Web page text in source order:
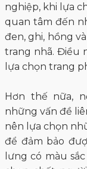
nghiệp, khi lựa
quan tâm đến
đen, ghi, hồng
trang nhã. Điều
lựa chọn trang
Hơn thế nữa,
những vấn đề
nên lựa chọn
để đảm bảo
lưng có màu